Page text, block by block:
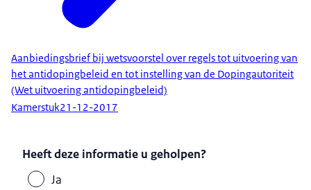
Aanbiedingsbrief bij wetsvoorstel over regels tot uitvoering van
het antidopingbeleid en tot instelling van de Dopingautoriteit
(Wet uitvoering antidopingbeleid)
Kamerstuk21-12-2017
Heeft deze informatie u geholpen?
Ja